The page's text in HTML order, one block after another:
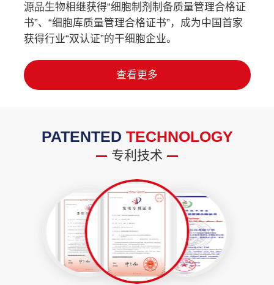
源品生物相继获得“细胞制剂制备质量管理合格证
书”、“细胞库质量管理合格证书”，成为中国首家
获得行业“双认证”的干细胞企业。
查看更多
PATENTED TECHNOLOGY
专利技术